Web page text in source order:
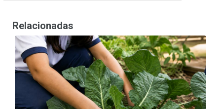
Relacionadas